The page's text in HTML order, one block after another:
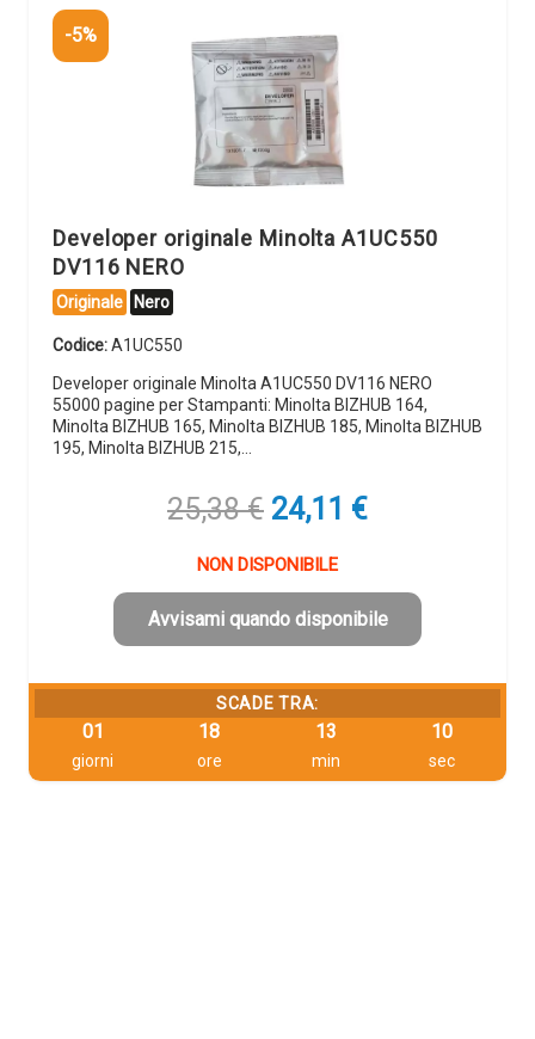
-5%
Developer originale Minolta A1UC550
DV116 NERO
Originale Nero
Codice:A1UC550
Developer originale Minolta A1UC550 DV116 NERO
55000 pagine per Stampanti: Minolta BIZHUB 164,
Minolta BIZHUB 165, Minolta BIZHUB 185, Minolta BIZHUB
195, Minolta BIZHUB 215,…
25,38€ Il
originale
era:
25,38 €.
24,11 €Il
è:
24,11 €.
NON DISPONIBILE
Avvisami quando disponibile
SCADE TRA:
01
giorni
18
ore
13
min
09
sec